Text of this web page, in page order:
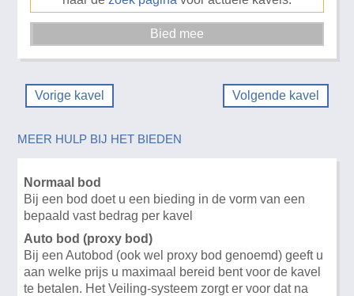
Vorige kavel Volgende kavel
MEER HULP BIJ HET BIEDEN
Normaal bod
Bij een bod doet u een bieding in de vorm van een
bepaald vast bedrag per kavel
Auto bod (proxy bod)
Bij een Autobod (ook wel proxy bod genoemd) geeft u
aan welke prijs u maximaal bereid bent voor de kavel
te betalen. Het Veiling-systeem zorgt er voor dat na